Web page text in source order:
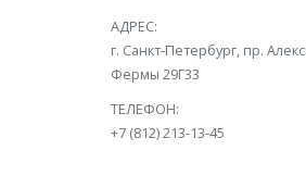
АДРЕС:
г. Санкт-Петербург, пр.
Фермы 29Г33
ТЕЛЕФОН:
+7 (812) 213-13-45